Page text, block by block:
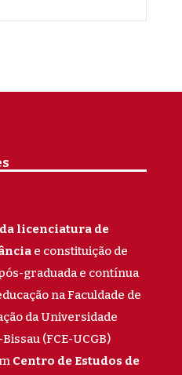
licenciatura de
e constituição de
graduada e contínua
na Faculdade de
da Universidade
(FCE-UCGB)
Centro de Estudos de